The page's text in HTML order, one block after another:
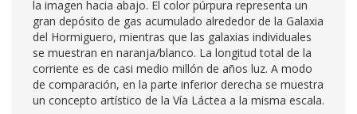
la imagen hacia abajo. El color púrpura representa un
gran depósito de gas acumulado alrededor de la Galaxia
del Hormiguero, mientras que las galaxias individuales
se muestran en naranja/blanco. La longitud total de la
corriente es de casi medio millón de años luz. A modo
de comparación, en la parte inferior derecha se muestra
un concepto artístico de la Vía Láctea a la misma escala.